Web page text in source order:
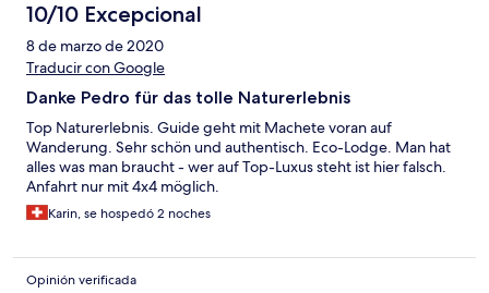
10/10 Excepcional
8 de marzo de 2020
Traducir con Google
Danke Pedro für das tolle Naturerlebnis
Top Naturerlebnis. Guide geht mit Machete voran auf
Wanderung. Sehr schön und authentisch. Eco-Lodge. Man hat
alles was man braucht - wer auf Top-Luxus steht ist hier falsch.
Anfahrt nur mit 4x4 möglich.
Karin, se hospedó 2 noches
Opinión verificada